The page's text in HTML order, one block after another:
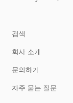
검색
회사 소개
문의하기
자주 묻는 질문